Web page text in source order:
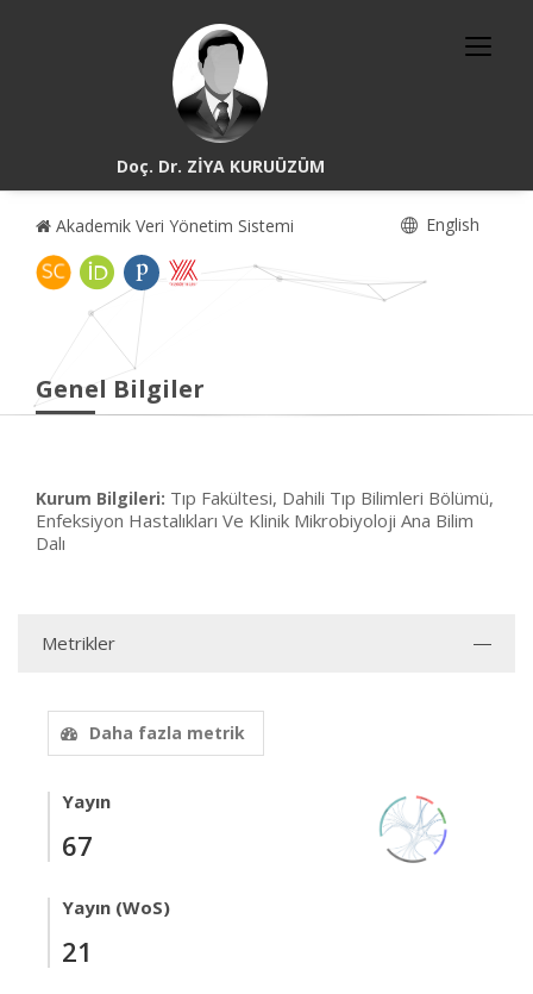
Doç. Dr. ZİYA KURUÜZÜM
Akademik Veri Yönetim Sistemi English
Genel Bilgiler
Kurum Bilgileri: Tıp Fakültesi, Dahili Tıp Bilimleri Bölümü,
Enfeksiyon Hastalıkları Ve Klinik Mikrobiyoloji Ana Bilim
Dalı
Metrikler
Daha fazla metrik
Yayın
67
Yayın (WoS)
21